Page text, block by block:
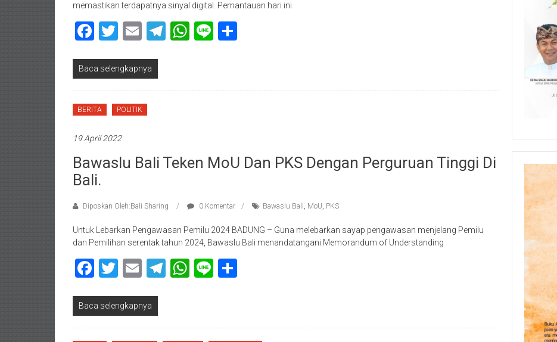
memastikan terdapatnya sinyal digital. Pemantauan hari ini
Facebook
Twitter
EmailTelegram
WhatsApp
Line
Baca selengkapnya
BERITA POLITIK
19 April 2022
Bawaslu Bali Teken MoU Dan PKS Dengan Perguruan Tinggi Di
Bali.
Diposkan Oleh:Bali Sharing 0 Komentar Bawaslu Bali, MoU, PKS
Untuk Lebarkan Pengawasan Pemilu 2024 BADUNG – Guna melebarkan sayap pengawasan menjelang Pemilu
dan Pemilihan serentak tahun 2024, Bawaslu Bali menandatangani Memorandum of Understanding
Facebook
Twitter
EmailTelegram
WhatsApp
Line
Baca selengkapnya